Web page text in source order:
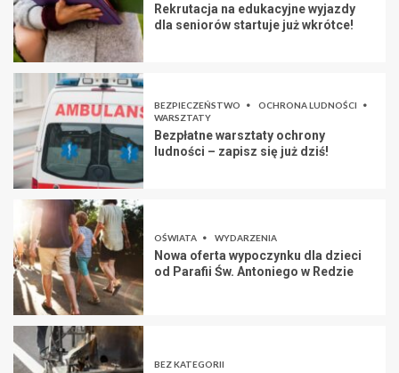
Rekrutacja na edukacyjne wyjazdy
dla seniorów startuje już wkrótce!
BEZPIECZEŃSTWO
OCHRONA LUDNOŚCI
WARSZTATY
Bezpłatne warsztaty ochrony
ludności – zapisz się już dziś!
OŚWIATA WYDARZENIA
Nowa oferta wypoczynku dla dzieci
od Parafii Św. Antoniego w Redzie
BEZ KATEGORII